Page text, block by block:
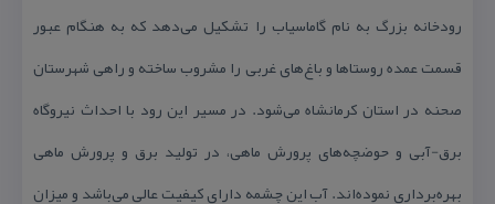
رودخانه بزرگ به نام گاماسیاب را تشكیل می‌دهد كه به هنگام عبور
قسمت عمده روستاها و باغ‌های غربی را مشروب ساخته و راهی شهرستان
صحنه در استان كرمانشاه می‌شود. در مسیر این رود با احداث نیروگاه
برق-آبی و حوضچه‌های پرورش ماهی، در تولید برق و پرورش ماهی
بهره‌برداری نموده‌اند. آب این چشمه دارای كیفیت عالی می‌باشد و میزان